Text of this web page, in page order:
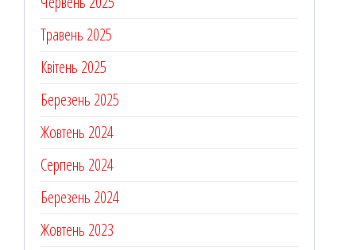
Травень 2025
Квітень 2025
Березень 2025
Жовтень 2024
Серпень 2024
Березень 2024
Жовтень 2023